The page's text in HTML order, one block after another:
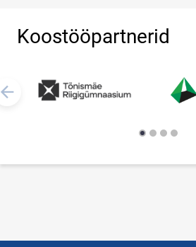
Koostööpartnerid